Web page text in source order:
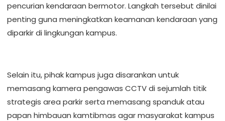
pencurian kendaraan bermotor. Langkah tersebut dinilai
penting guna meningkatkan keamanan kendaraan yang
diparkir di lingkungan kampus.
Selain itu, pihak kampus juga disarankan untuk
memasang kamera pengawas CCTV di sejumlah titik
strategis area parkir serta memasang spanduk atau
papan himbauan kamtibmas agar masyarakat kampus